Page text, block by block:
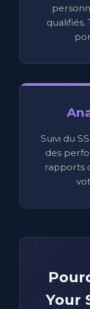
qualifiés.
Suivi du
des
rapports
Your